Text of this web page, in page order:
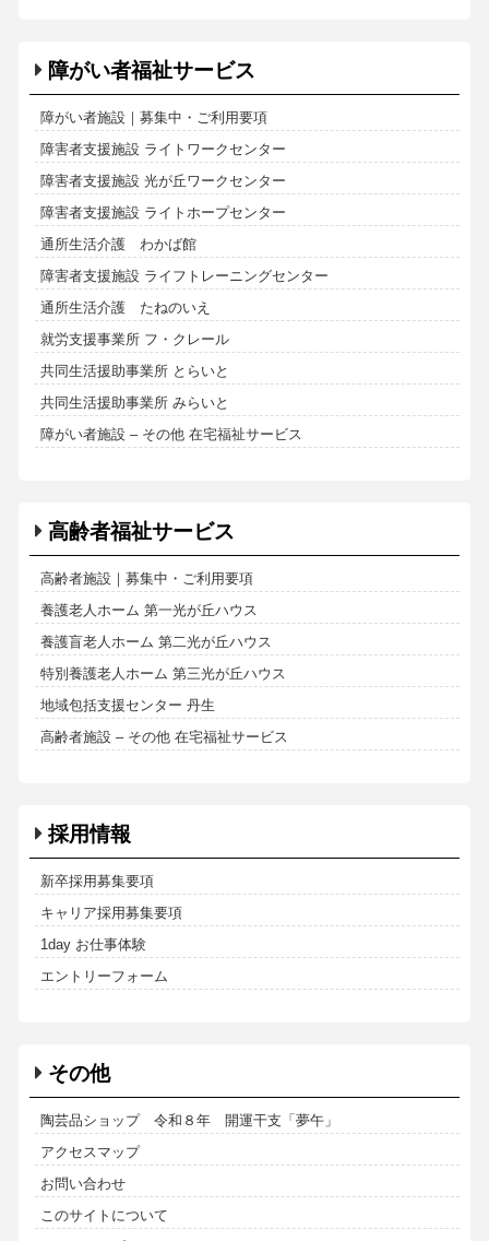
障がい者福祉サービス
障がい者施設｜募集中・ご利用要項
障害者支援施設 ライトワークセンター
障害者支援施設 光が丘ワークセンター
障害者支援施設 ライトホープセンター
通所生活介護 わかば館
障害者支援施設 ライフトレーニングセンター
通所生活介護 たねのいえ
就労支援事業所 フ・クレール
共同生活援助事業所 とらいと
共同生活援助事業所 みらいと
障がい者施設 – その他 在宅福祉サービス
高齢者福祉サービス
高齢者施設｜募集中・ご利用要項
養護老人ホーム 第一光が丘ハウス
養護盲老人ホーム 第二光が丘ハウス
特別養護老人ホーム 第三光が丘ハウス
地域包括支援センター 丹生
高齢者施設 – その他 在宅福祉サービス
採用情報
新卒採用募集要項
キャリア採用募集要項
1day お仕事体験
エントリーフォーム
その他
陶芸品ショップ 令和８年 開運干支「夢午」
アクセスマップ
お問い合わせ
このサイトについて